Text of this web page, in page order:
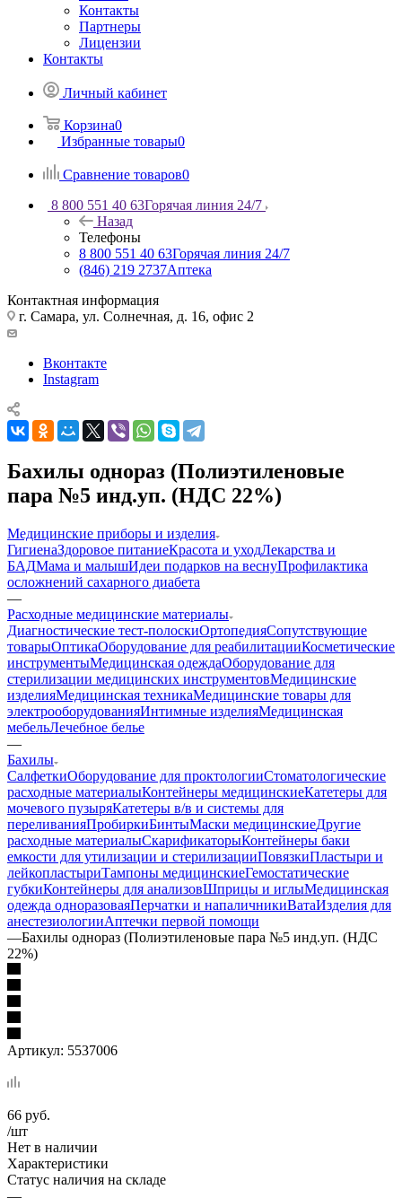
Контакты
Партнеры
Лицензии
Контакты
Личный кабинет
Корзина0
Избранные товары0
Сравнение товаров0
8 800 551 40 63Горячая линия 24/7
Назад
Телефоны
8 800 551 40 63Горячая линия 24/7
(846) 219 2737Аптека
Контактная информация
г. Самара, ул. Солнечная, д. 16, офис 2
Вконтакте
Instagram
Бахилы однораз (Полиэтиленовые
пара №5 инд.уп. (НДС 22%)
Медицинские приборы и изделия
ГигиенаЗдоровое питаниеКрасота и уходЛекарства и
БАДМама и малышИдеи подарков на веснуПрофилактика
осложнений сахарного диабета
—
Расходные медицинские материалы
Диагностические тест-полоскиОртопедияСопутствующие
товарыОптикаОборудование для реабилитацииКосметические
инструментыМедицинская одеждаОборудование для
стерилизации медицинских инструментовМедицинские
изделияМедицинская техникаМедицинские товары для
электрооборудованияИнтимные изделияМедицинская
мебельЛечебное белье
—
Бахилы
СалфеткиОборудование для проктологииСтоматологические
расходные материалыКонтейнеры медицинскиеКатетеры для
мочевого пузыряКатетеры в/в и системы для
переливанияПробиркиБинтыМаски медицинскиеДругие
расходные материалыСкарификаторыКонтейнеры баки
емкости для утилизации и стерилизацииПовязкиПластыри и
лейкопластыриТампоны медицинскиеГемостатические
губкиКонтейнеры для анализовШприцы и иглыМедицинская
одежда одноразоваяПерчатки и напаличникиВатаИзделия для
анестезиологииАптечки первой помощи
—Бахилы однораз (Полиэтиленовые пара №5 инд.уп. (НДС
22%)
Артикул: 5537006
66 руб.
/шт
Нет в наличии
Характеристики
Статус наличия на складе